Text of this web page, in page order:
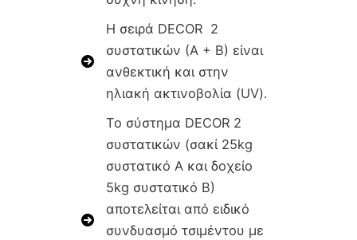
Η σειρά DECOR 2
συστατικών (Α + Β) είναι
ανθεκτική και στην
ηλιακή ακτινοβολία (UV).
Το σύστημα DECOR 2
συστατικών (σακί 25kg
συστατικό Α και δοχείο
5kg συστατικό Β)
αποτελείται από ειδικό
συνδυασμό τσιμέντου με